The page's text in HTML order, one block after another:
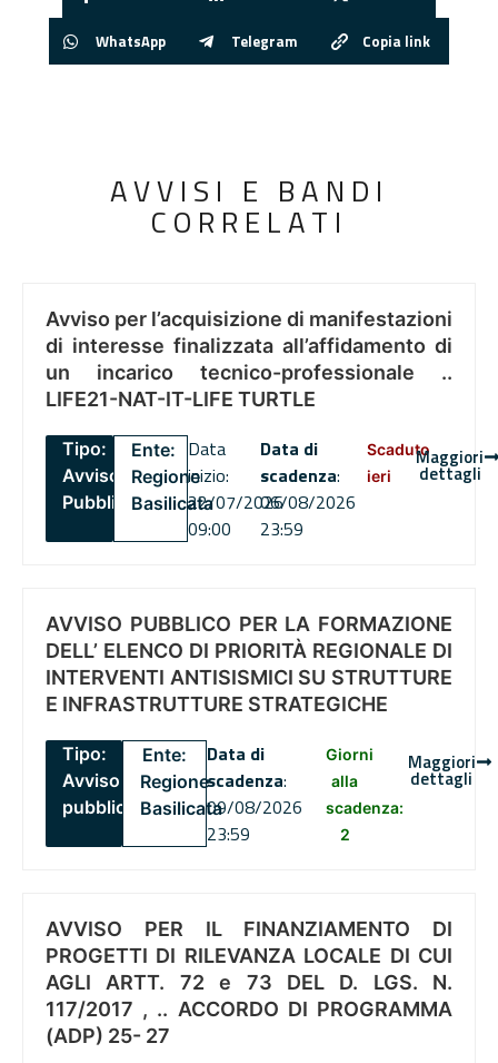
WhatsApp Telegram Copia link
AVVISI E BANDI
CORRELATI
Avviso per l’acquisizione di manifestazioni
di interesse finalizzata all’affidamento di
un incarico tecnico-professionale ..
LIFE21-NAT-IT-LIFE TURTLE
Tipo:
Avviso
Pubblico
Ente:
Regione
Basilicata
Data
inizio:
22/07/2026
09:00
Data di
scadenza:
06/08/2026
23:59
Scaduto
ieri
Maggiori
dettagli
AVVISO PUBBLICO PER LA FORMAZIONE
DELL’ ELENCO DI PRIORITÀ REGIONALE DI
INTERVENTI ANTISISMICI SU STRUTTURE
E INFRASTRUTTURE STRATEGICHE
Tipo:
Avviso
pubblico
Ente:
Regione
Basilicata
Data di
scadenza:
09/08/2026
23:59
Giorni
alla
scadenza:
2
Maggiori
dettagli
AVVISO PER IL FINANZIAMENTO DI
PROGETTI DI RILEVANZA LOCALE DI CUI
AGLI ARTT. 72 e 73 DEL D. LGS. N.
117/2017 , .. ACCORDO DI PROGRAMMA
(ADP) 25- 27